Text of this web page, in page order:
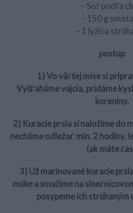
– Soľ podľa
– 150 g
– 1 lyžica
postup
1) Vo väčšej mise si
Vyšľaháme vajcia, pridáme
koreniny.
2) Kuracie prsia si naložíme do
necháme odležať min. 2 hodiny,
(ak máte
3) Už marinované kuracie
múke a smažíme na
posypeme ich strúhaným